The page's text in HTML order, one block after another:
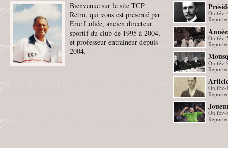
Bienvenue sur le site TCP
Retro, qui vous est présenté par
Eric Loliée, ancien directeur
sportif du club de 1995 à 2004,
et professeur-entraineur depuis
2004.
On fév-
On fév-
On fév-
On fév-
On fév-